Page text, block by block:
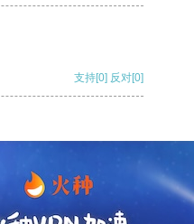
支持[0] 反对[0]